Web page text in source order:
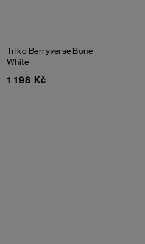
Triko Berryverse Bone
White
1 198 Kč